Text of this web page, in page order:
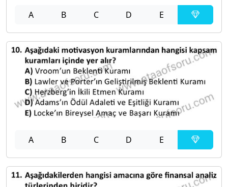
A B C D E
A B C D E